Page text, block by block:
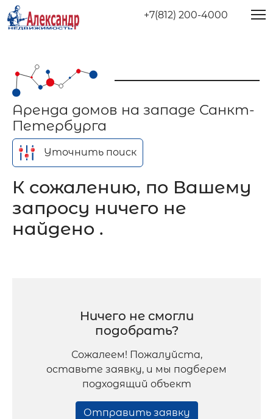
+7(812) 200-4000
Аренда домов на западе Санкт-
Петербурга
Уточнить поиск
К сожалению, по Вашему
запросу ничего не
найдено .
Ничего не смогли
подобрать?
Сожалеем! Пожалуйста,
оставьте заявку, и мы подберем
подходящий объект
Отправить заявку